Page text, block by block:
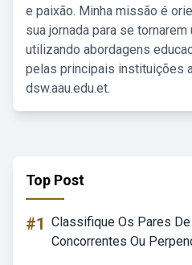
e paixão. Minha missão é
sua jornada para se
utilizando abordagens
pelas principais instituições
dsw.aau.edu.et.
Top Post
#1 Classifique Os Pares
Concorrentes Ou